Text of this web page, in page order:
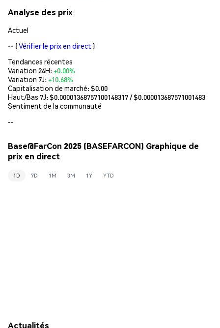
Analyse des prix
Actuel
-- (Vérifier le prix en direct )
Tendances récentes
Variation 24H:+0.00%
Variation 7J:+10.68%
Capitalisation de marché:$0.00
Haut/Bas 7J: $0.00001368757100148317/ $0.000013687571001483
Sentiment de la communauté
--
Base@FarCon 2025 (BASEFARCON) Graphique de
prix en direct
1D 7D 1M 3M 1Y YTD
Actualités